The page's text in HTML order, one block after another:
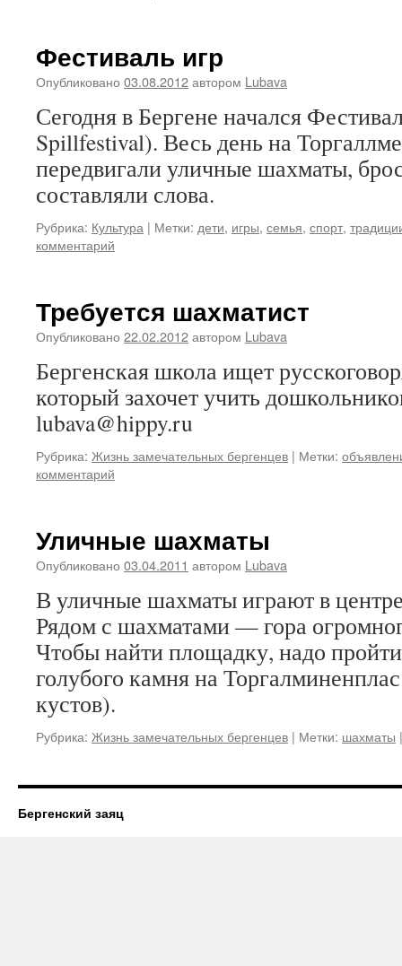
Фестиваль игр
Опубликовано 03.08.2012автором Lubava
Сегодня в Бергене начался
Spillfestival). Весь день на
передвигали уличные шахматы,
составляли слова.
Рубрика: Культура | Метки: дети, игры, семья, спорт,
комментарий
Требуется шахматист
Опубликовано 22.02.2012автором Lubava
Бергенская школа ищет
который захочет учить
lubava@hippy.ru
Рубрика: Жизнь замечательных бергенцев | Метки:
комментарий
Уличные шахматы
Опубликовано 03.04.2011 автором Lubava
В уличные шахматы играют в
Рядом с шахматами — гора
Чтобы найти площадку, надо
голубого камня на
кустов).
Рубрика: Жизнь замечательных бергенцев | Метки: шахматы |
Бергенский заяц